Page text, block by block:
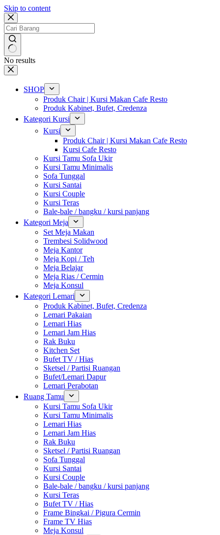
Skip to content
No results
SHOP
Produk Chair | Kursi Makan Cafe Resto
Produk Kabinet, Bufet, Credenza
Kategori Kursi
Kursi
Produk Chair | Kursi Makan Cafe Resto
Kursi Cafe Resto
Kursi Tamu Sofa Ukir
Kursi Tamu Minimalis
Sofa Tunggal
Kursi Santai
Kursi Couple
Kursi Teras
Bale-bale / bangku / kursi panjang
Kategori Meja
Set Meja Makan
Trembesi Solidwood
Meja Kantor
Meja Kopi / Teh
Meja Belajar
Meja Rias / Cermin
Meja Konsul
Kategori Lemari
Produk Kabinet, Bufet, Credenza
Lemari Pakaian
Lemari Hias
Lemari Jam Hias
Rak Buku
Kitchen Set
Bufet TV / Hias
Sketsel / Partisi Ruangan
Bufet/Lemari Dapur
Lemari Perabotan
Ruang Tamu
Kursi Tamu Sofa Ukir
Kursi Tamu Minimalis
Lemari Hias
Lemari Jam Hias
Rak Buku
Sketsel / Partisi Ruangan
Sofa Tunggal
Kursi Santai
Kursi Couple
Bale-bale / bangku / kursi panjang
Kursi Teras
Bufet TV / Hias
Frame Bingkai / Pigura Cermin
Frame TV Hias
Meja Konsul